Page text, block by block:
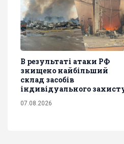
В результаті атаки РФ
знищено найбільший
склад засобів
індивідуального
07.08.2026